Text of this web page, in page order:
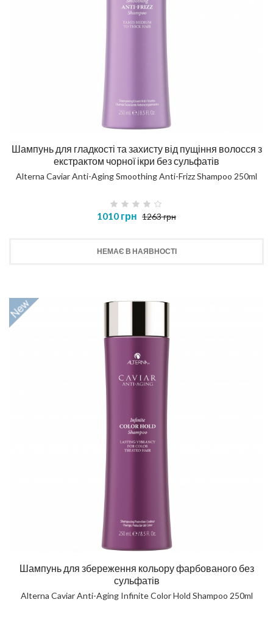
Шампунь для гладкості та захисту від пущіння волосся з
екстрактом чорної ікри без сульфатів
Alterna Caviar Anti-Aging Smoothing Anti-Frizz Shampoo 250ml
1010 грн 1263 грн
НЕМАЄ В НАЯВНОСТІ
Шампунь для збереження кольору фарбованого без
сульфатів
Alterna Caviar Anti-Aging Infinite Color Hold Shampoo 250ml